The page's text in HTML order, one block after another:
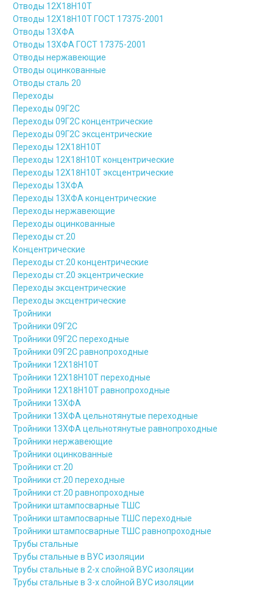
Отводы 12Х18Н10Т
Отводы 12Х18Н10Т ГОСТ 17375-2001
Отводы 13ХФА
Отводы 13ХФА ГОСТ 17375-2001
Отводы нержавеющие
Отводы оцинкованные
Отводы сталь 20
Переходы
Переходы 09Г2С
Переходы 09Г2С концентрические
Переходы 09Г2С эксцентрические
Переходы 12Х18Н10Т
Переходы 12Х18Н10Т концентрические
Переходы 12Х18Н10Т эксцентрические
Переходы 13ХФА
Переходы 13ХФА концентрические
Переходы нержавеющие
Переходы оцинкованные
Переходы ст.20
Концентрические
Переходы ст.20 концентрические
Переходы ст.20 экцентрические
Переходы эксцентрические
Переходы эксцентрические
Тройники
Тройники 09Г2С
Тройники 09Г2С переходные
Тройники 09Г2С равнопроходные
Тройники 12Х18Н10Т
Тройники 12Х18Н10Т переходные
Тройники 12Х18Н10Т равнопроходные
Тройники 13ХФА
Тройники 13ХФА цельнотянутые переходные
Тройники 13ХФА цельнотянутые равнопроходные
Тройники нержавеющие
Тройники оцинкованные
Тройники ст.20
Тройники ст.20 переходные
Тройники ст.20 равнопроходные
Тройники штампосварные ТШС
Тройники штампосварные ТШС переходные
Тройники штампосварные ТШС равнопроходные
Трубы стальные
Трубы стальные в ВУС изоляции
Трубы стальные в 2-х слойной ВУС изоляции
Трубы стальные в 3-х слойной ВУС изоляции